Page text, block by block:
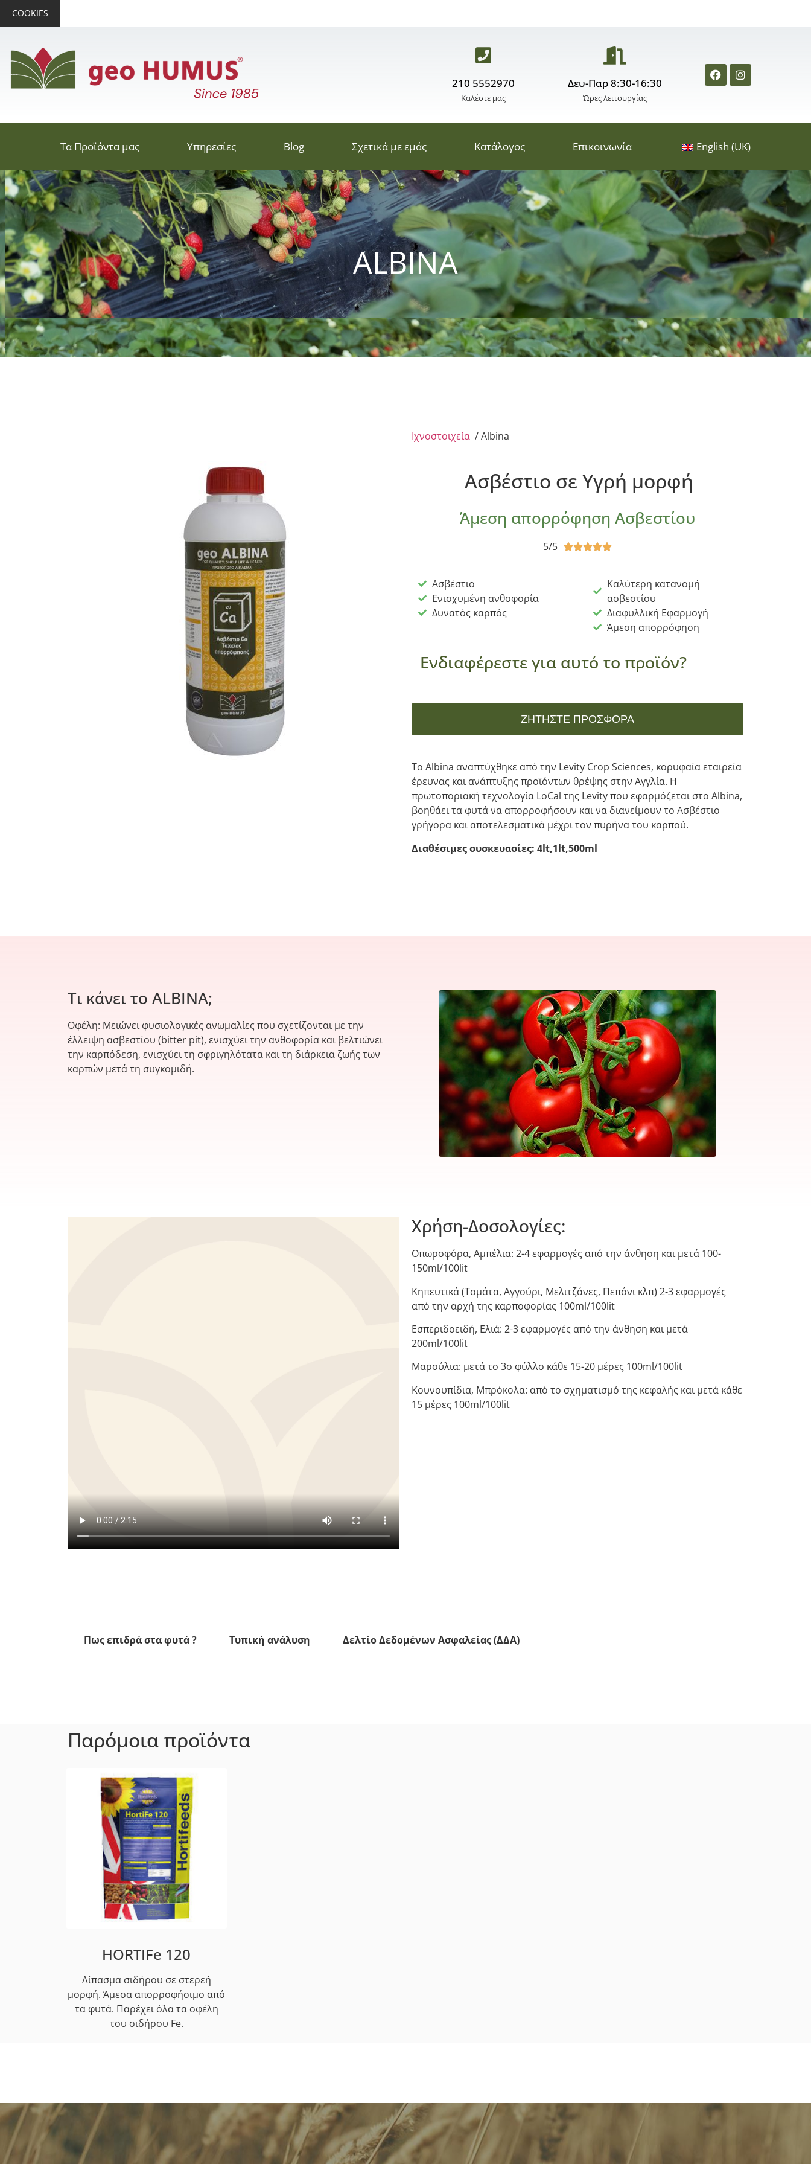
COOKIES
210 5552970
Καλέστε μας
Δευ-Παρ 8:30-16:30
Ώρες λειτουργίας
Τα Προϊόντα μας Υπηρεσίες Blog Σχετικά με εμάς Κατάλογος Επικοινωνία English (UK)
ALBINA
Ιχνοστοιχεία / Albina
Ασβέστιο σε Υγρή μορφή
Άμεση απορρόφηση Ασβεστίου
5/5 
Ασβέστιο
Ενισχυμένη ανθοφορία
Δυνατός καρπός
Καλύτερη κατανομή
ασβεστίου
Διαφυλλική Εφαρμογή
Άμεση απορρόφηση
Ενδιαφέρεστε για αυτό το προϊόν?
ΖΗΤΉΣΤΕ ΠΡΟΣΦΟΡΆ
To Albina αναπτύχθηκε από την Levity Crop Sciences, κορυφαία εταιρεία
έρευνας και ανάπτυξης προϊόντων θρέψης στην Αγγλία. Η
πρωτοποριακή τεχνολογία LoCal της Levity που εφαρμόζεται στο Albina,
βοηθάει τα φυτά να απορροφήσουν και να διανείμουν το Ασβέστιο
γρήγορα και αποτελεσματικά μέχρι τον πυρήνα του καρπού.
Διαθέσιμες συσκευασίες: 4lt,1lt,500ml
Τι κάνει το ALBINA;
Οφέλη: Μειώνει φυσιολογικές ανωμαλίες που σχετίζονται με την
έλλειψη ασβεστίου (bitter pit), ενισχύει την ανθοφορία και βελτιώνει
την καρπόδεση, ενισχύει τη σφριγηλότατα και τη διάρκεια ζωής των
καρπών μετά τη συγκομιδή.
Χρήση-Δοσολογίες:
Οπωροφόρα, Αμπέλια: 2-4 εφαρμογές από την άνθηση και μετά 100-
150ml/100lit
Κηπευτικά (Τομάτα, Αγγούρι, Μελιτζάνες, Πεπόνι κλπ) 2-3 εφαρμογές
από την αρχή της καρποφορίας 100ml/100lit
Εσπεριδοειδή, Ελιά: 2-3 εφαρμογές από την άνθηση και μετά
200ml/100lit
Μαρούλια: μετά το 3ο φύλλο κάθε 15-20 μέρες 100ml/100lit
Κουνουπίδια, Μπρόκολα: από το σχηματισμό της κεφαλής και μετά κάθε
15 μέρες 100ml/100lit
Πως επιδρά στα φυτά ? Τυπική ανάλυση Δελτίο Δεδομένων Ασφαλείας (ΔΔΑ)
Παρόμοια προϊόντα
HORTIFe 120
Λίπασμα σιδήρου σε στερεή
μορφή. Άμεσα απορροφήσιμο από
τα φυτά. Παρέχει όλα τα οφέλη
του σιδήρου Fe.